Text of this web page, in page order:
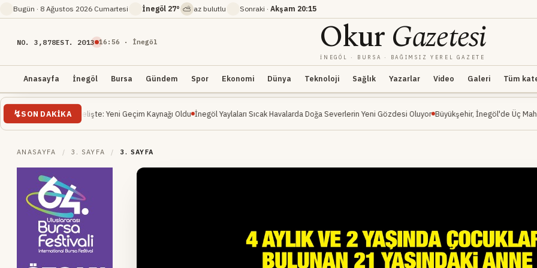
Bugün · 8 Ağustos 2026 Cumartesi İnegöl 27° ⛅ az bulutlu Sonraki · Akşam 20:15
NO. 3,878EST. 2013 16 :56 · İnegöl OkurGazetesi
İNEGÖL · BURSA · BAĞIMSIZ YEREL GAZETE
Anasayfa İnegöl Bursa Gündem Spor Ekonomi Dünya Teknoloji Sağlık Yazarlar Video Galeri Tüm
SON DAKIKA
Yükselişte: Yeni Geçim Kaynağı Oldu İnegöl Yaylaları Sıcak Havalarda Doğa Severlerin Yeni Gözdesi Oluyor Büyükşehir, İnegöl'de Üç Mahalleyi Kapsayan
ANASAYFA / 3. SAYFA / 3. SAYFA